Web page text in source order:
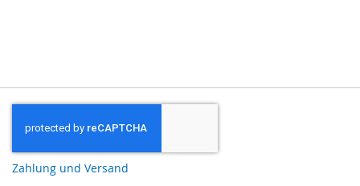
Zahlung und Versand